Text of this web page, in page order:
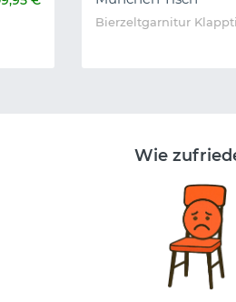
Bierzeltgarnitur
Wie